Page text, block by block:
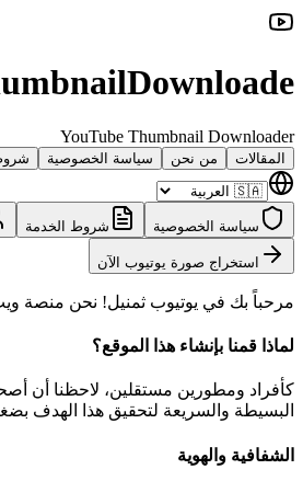
YouTube Thumbnail Downloader
المقالات من نحن سياسة الخصوصية
سياسة الخصوصية شروط الخدمة
استخراج صورة يوتيوب الآن
مرحباً بك في يوتيوب ثمنيل! نحن منصة ويب مستقلة مجانية بنسبة 100% لمساعدتك في الحصول على الصور
لماذا قمنا بإنشاء هذا الموقع؟
كأفراد ومطورين مستقلين، لاحظنا أن
البسيطة والسريعة لتحقيق هذا الهدف
الشفافية والهوية